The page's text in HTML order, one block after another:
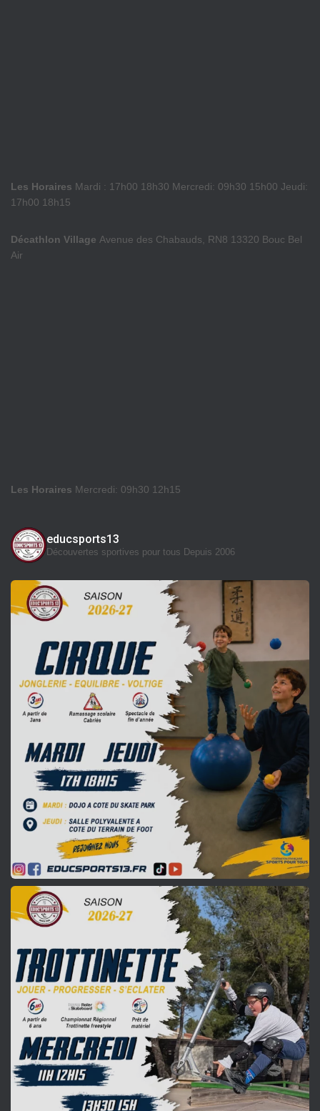
Les Horaires Mardi : 17h00 18h30 Mercredi: 09h30 15h00 Jeudi:
17h00 18h15
Décathlon Village Avenue des Chabauds, RN8 13320 Bouc Bel
Air
Les Horaires Mercredi: 09h30 12h15
educsports13
Découvertes sportives pour tous Depuis 2006